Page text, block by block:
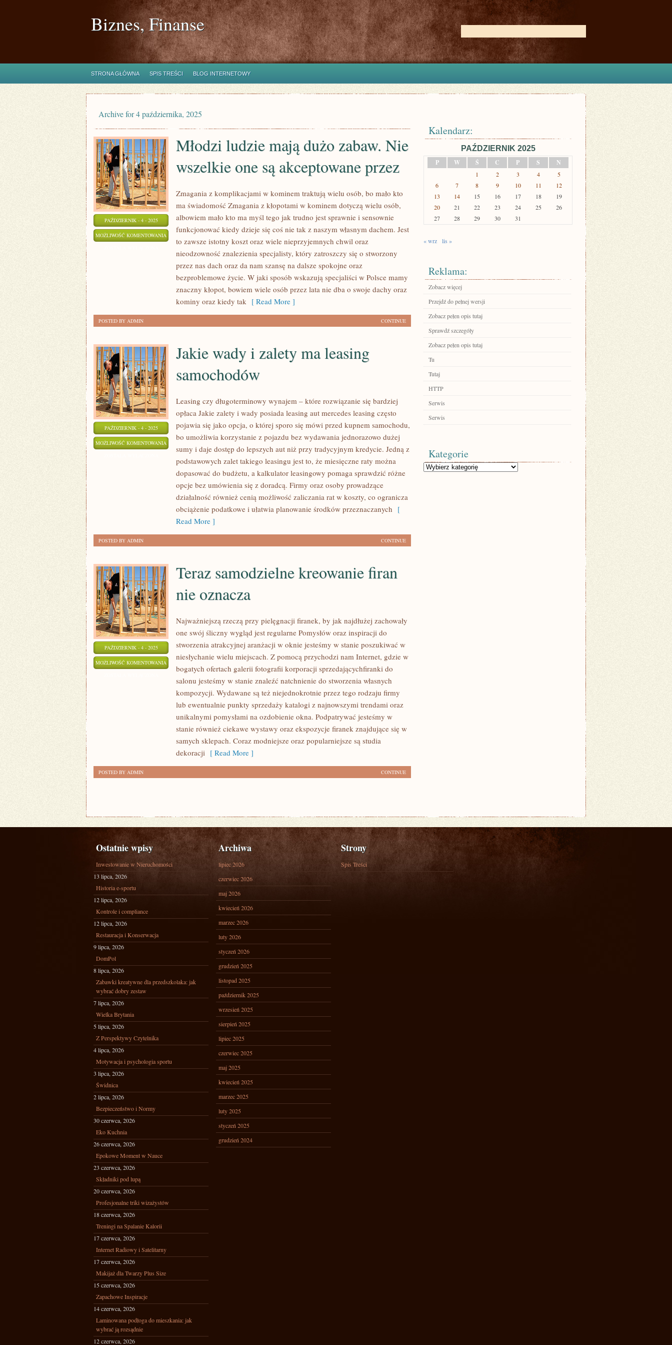
Biznes, Finanse
STRONA GŁÓWNA SPIS TREŚCI BLOG INTERNETOWY
Archive for 4 października, 2025
PAŹDZIERNIK - 4 - 2025
MOŻLIWOŚĆ KOMENTOWANIA
AKCEPTOWANE
PRZEZ
Młodzi ludzie mają dużo zabaw. Nie
wszelkie one są akceptowane przez
Zmagania z komplikacjami w kominem traktują wielu osób, bo mało kto
ma świadomość Zmagania z kłopotami w kominem dotyczą wielu osób,
albowiem mało kto ma myśl tego jak trudno jest sprawnie i sensownie
funkcjonować kiedy dzieje się coś nie tak z naszym własnym dachem. Jest
to zawsze istotny koszt oraz wiele nieprzyjemnych chwil oraz
nieodzowność znalezienia specjalisty, który zatroszczy się o stworzony
przez nas dach oraz da nam szansę na dalsze spokojne oraz
bezproblemowe życie. W jaki sposób wskazują specjaliści w Polsce mamy
znaczny kłopot, bowiem wiele osób przez lata nie dba o swoje dachy oraz
kominy oraz kiedy tak [ Read More ]
CONTINUE
POSTED BY ADMIN
PAŹDZIERNIK - 4 - 2025
MOŻLIWOŚĆ KOMENTOWANIA
SAMOCHODÓW
Jakie wady i zalety ma leasing
samochodów
Leasing czy długoterminowy wynajem – które rozwiązanie się bardziej
opłaca Jakie zalety i wady posiada leasing aut mercedes leasing często
pojawia się jako opcja, o której sporo się mówi przed kupnem samochodu,
bo umożliwia korzystanie z pojazdu bez wydawania jednorazowo dużej
sumy i daje dostęp do lepszych aut niż przy tradycyjnym kredycie. Jedną z
podstawowych zalet takiego leasingu jest to, że miesięczne raty można
dopasować do budżetu, a kalkulator leasingowy pomaga sprawdzić różne
opcje bez umówienia się z doradcą. Firmy oraz osoby prowadzące
działalność również cenią możliwość zaliczania rat w koszty, co ogranicza
obciążenie podatkowe i ułatwia planowanie środków przeznaczanych [
Read More ]
CONTINUE
POSTED BY ADMIN
PAŹDZIERNIK - 4 - 2025
MOŻLIWOŚĆ KOMENTOWANIA
SAMODZIELNE
Teraz samodzielne kreowanie firan
nie oznacza
Najważniejszą rzeczą przy pielęgnacji firanek, by jak najdłużej zachowały
one swój śliczny wygląd jest regularne Pomysłów oraz inspiracji do
stworzenia atrakcyjnej aranżacji w oknie jesteśmy w stanie poszukiwać w
niesłychanie wielu miejscach. Z pomocą przychodzi nam Internet, gdzie w
bogatych ofertach galerii fotografii korporacji sprzedającychfiranki do
salonu jesteśmy w stanie znaleźć natchnienie do stworzenia własnych
kompozycji. Wydawane są też niejednokrotnie przez tego rodzaju firmy
lub ewentualnie punkty sprzedaży katalogi z najnowszymi trendami oraz
unikalnymi pomysłami na ozdobienie okna. Podpatrywać jesteśmy w
stanie również ciekawe wystawy oraz ekspozycje firanek znajdujące się w
samych sklepach. Coraz modniejsze oraz popularniejsze są studia
dekoracji [ Read More ]
CONTINUE
POSTED BY ADMIN
Kalendarz:
PAŹDZIERNIK 2025
P
W Ś C P S N
1 2 3 4
5
6
7 8 9 10 11
12
13
14 15 16 17 18
19
20
21 22 23 24 25
26
27
28 29 30 31
« wrz lis »
Reklama:
Zobacz więcej
Przejdź do pełnej wersji
Zobacz pełen opis tutaj
Sprawdź szczegóły
Zobacz pełen opis tutaj
Tu
Tutaj
HTTP
Serwis
Serwis
Kategorie
Kategorie
Ostatnie wpisy
Inwestowanie w Nieruchomości
13 lipca, 2026
Historia e-sportu
12 lipca, 2026
Kontrole i compliance
12 lipca, 2026
Restauracja i Konserwacja
9 lipca, 2026
DomPol
8 lipca, 2026
Zabawki kreatywne dla przedszkolaka: jak
wybrać dobry zestaw
7 lipca, 2026
Wielka Brytania
5 lipca, 2026
Z Perspektywy Czytelnika
4 lipca, 2026
Motywacja i psychologia sportu
3 lipca, 2026
Świdnica
2 lipca, 2026
Bezpieczeństwo i Normy
30 czerwca, 2026
Eko Kuchnia
26 czerwca, 2026
Epokowe Moment w Nauce
23 czerwca, 2026
Składniki pod lupą
20 czerwca, 2026
Profesjonalne triki wizażystów
18 czerwca, 2026
Treningi na Spalanie Kalorii
17 czerwca, 2026
Internet Radiowy i Satelitarny
17 czerwca, 2026
Makijaż dla Twarzy Plus Size
15 czerwca, 2026
Zapachowe Inspiracje
14 czerwca, 2026
Laminowana podłoga do mieszkania: jak
wybrać ją rozsądnie
12 czerwca, 2026
Archiwa
lipiec 2026
czerwiec 2026
maj 2026
kwiecień 2026
marzec 2026
luty 2026
styczeń 2026
grudzień 2025
listopad 2025
październik 2025
wrzesień 2025
sierpień 2025
lipiec 2025
czerwiec 2025
maj 2025
kwiecień 2025
marzec 2025
luty 2025
styczeń 2025
grudzień 2024
Strony
Spis Treści